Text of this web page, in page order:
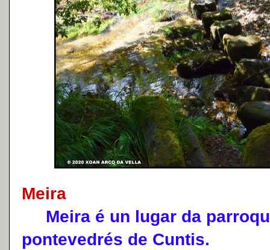
Meira
Meira é un lugar da
pontevedrés de Cuntis.